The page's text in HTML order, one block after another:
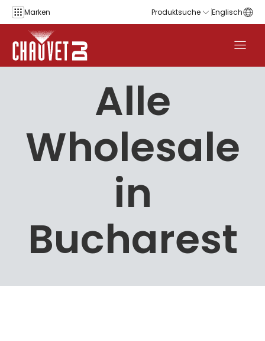
Zum Inhalt springen
Marken Produktsuche Englisch
Alle
Wholesale
in
Bucharest